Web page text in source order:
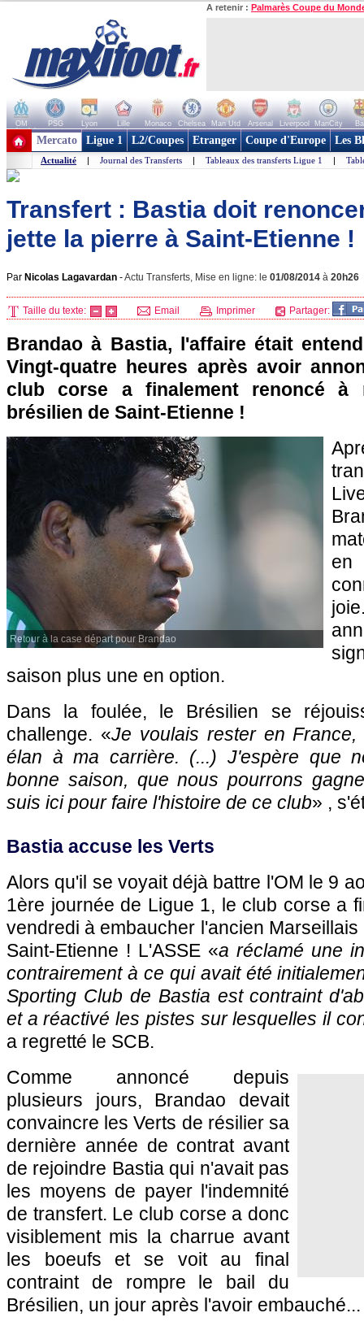
A retenir : Palmarès Coupe du
OM PSG Lyon Lille Monaco Chelsea Man Utd Arsenal Liverpool ManCity
+ de clubs
Mercato Ligue 1 L2/Coupes Etranger Coupe d'Europe Les
Actualité | Journal des Transferts | Tableaux des transferts Ligue 1 |
Transfert : Bastia doit
jette la pierre à Saint-Etienne !
Par Nicolas Lagavardan -Actu Transferts, Mise en ligne: le 01/08/2014 à 20h26
Taille du texte: Email Imprimer Partager:
Brandao à Bastia, l'affaire était
Vingt-quatre heures après avoir
club corse a finalement renoncé à
brésilien de Saint-Etienne !
Retour à la case départ pour Brandao
saison plus une en option.
Dans la foulée, le Brésilien se
challenge. «Je voulais rester en
élan à ma carrière. (...) J'espère que
bonne saison, que nous pourrons
suis ici pour faire l'histoire de ce club» ,
Bastia accuse les Verts
Alors qu'il se voyait déjà battre l'OM le 9
1ère journée de Ligue 1, le club corse a
vendredi à embaucher l'ancien
Saint-Etienne ! L'ASSE «a réclamé une
contrairement à ce qui avait été
Sporting Club de Bastia est contraint
et a réactivé les pistes sur lesquelles il
a regretté le SCB.
Comme annoncé depuis
plusieurs jours, Brandao devait
convaincre les Verts de résilier sa
dernière année de contrat avant
de rejoindre Bastia qui n'avait pas
les moyens de payer l'indemnité
de transfert. Le club corse a donc
visiblement mis la charrue avant
les boeufs et se voit au final
contraint de rompre le bail du
Brésilien, un jour après l'avoir embauché...